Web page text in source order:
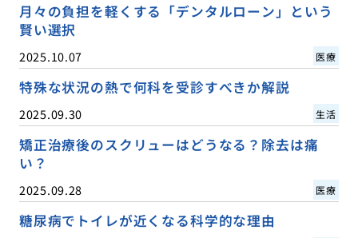
月々の負担を軽くする「デンタルローン」という
賢い選択
2025.10.07 医療
特殊な状況の熱で何科を受診すべきか解説
2025.09.30 生活
矯正治療後のスクリューはどうなる？除去は痛
い？
2025.09.28 医療
糖尿病でトイレが近くなる科学的な理由